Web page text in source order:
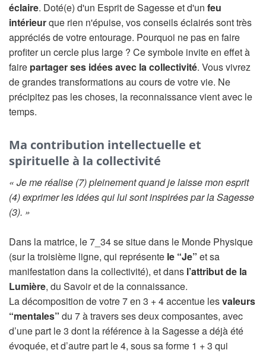
éclaire. Doté(e) d'un Esprit de Sagesse et d'un feu
intérieurque rien n'épuise, vos conseils éclairés sont très
appréciés de votre entourage. Pourquoi ne pas en faire
profiter un cercle plus large ? Ce symbole invite en effet à
faire partager ses idées avec la collectivité. Vous vivrez
de grandes transformations au cours de votre vie. Ne
précipitez pas les choses, la reconnaissance vient avec le
temps.
Ma contribution intellectuelle et
spirituelle à la collectivité
« Je me réalise (7) pleinement quand je laisse mon esprit
(4) exprimer les idées qui lui sont inspirées par la Sagesse
(3). »
Dans la matrice, le 7_34 se situe dans le Monde Physique
(sur la troisième ligne, qui représente le “Je” et sa
manifestation dans la collectivité), et dans l’attribut de la
Lumière, du Savoir et de la connaissance.
La décomposition de votre 7 en 3 + 4 accentue lesvaleurs
“mentales” du 7 à travers ses deux composantes, avec
d’une part le 3 dont la référence à la Sagesse a déjà été
évoquée, et d’autre part le 4, sous sa forme 1 + 3 qui